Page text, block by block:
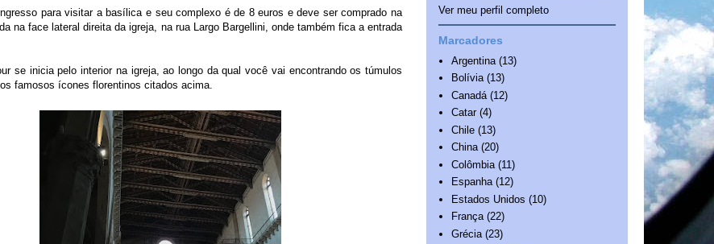
para visitar a basílica e seu complexo é de 8 euros e deve ser comprado na
na face lateral direita da igreja, na rua Largo Bargellini, onde também fica a entrada
se inicia pelo interior na igreja, ao longo da qual você vai encontrando os túmulos
famosos ícones florentinos citados acima.
Ver meu perfil completo
Marcadores
Argentina (13)
Bolívia (13)
Canadá (12)
Catar (4)
Chile (13)
China (20)
Colômbia (11)
Espanha (12)
Estados Unidos (10)
França (22)
Grécia (23)